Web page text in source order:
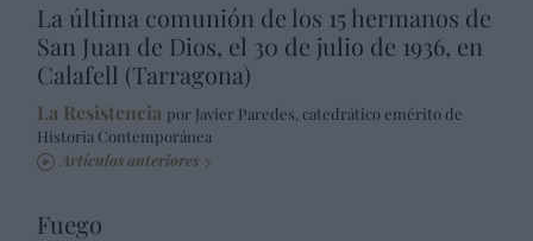
La última comunión de los 15 hermanos de
San Juan de Dios, el 30 de julio de 1936, en
Calafell (Tarragona)
La Resistencia por Javier Paredes, catedrático emérito de
Historia Contemporánea
Artículos anteriores
Fuego